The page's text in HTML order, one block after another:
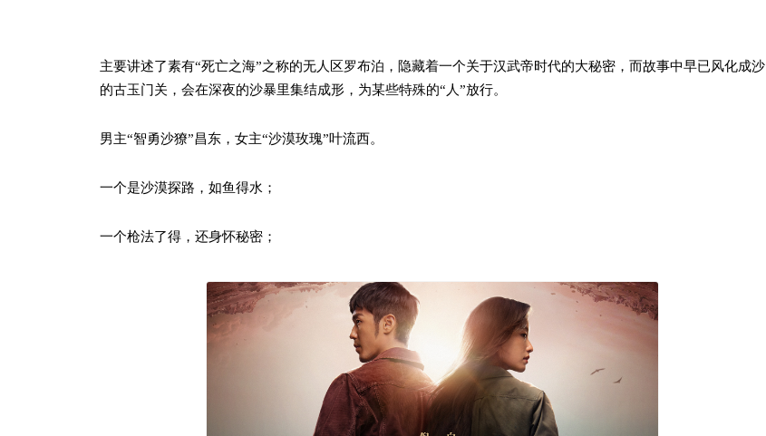
主要讲述了素有“死亡之海”之称的无人区罗布泊，隐藏着一个关于汉武帝时代的大秘密，而故事中早已风化成沙
的古玉门关，会在深夜的沙暴里集结成形，为某些特殊的“人”放行。
男主“智勇沙獠”昌东，女主“沙漠玫瑰”叶流西。
一个是沙漠探路，如鱼得水；
一个枪法了得，还身怀秘密；